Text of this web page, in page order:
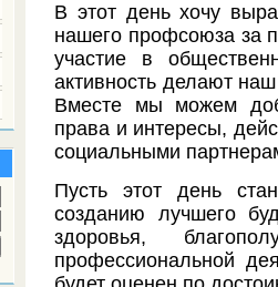
В этот день хочу
нашего профсоюза за
участие в
активность делают
Вместе мы можем
права и интересы,
социальными
Пусть этот день
созданию лучшего
здоровья,
профессиональной